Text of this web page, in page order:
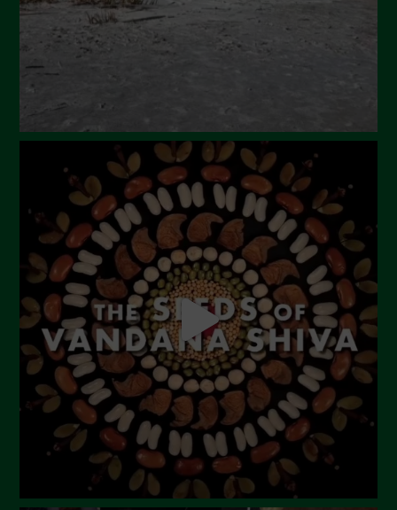
Marzo 2024
Febbraio 2024
Ottobre 2023
Settembre 2023
Agosto 2023
Luglio 2023
Giugno 2023
Maggio 2023
Aprile 2023
Marzo 2023
Febbraio 2023
Dicembre 2022
Novembre 2022